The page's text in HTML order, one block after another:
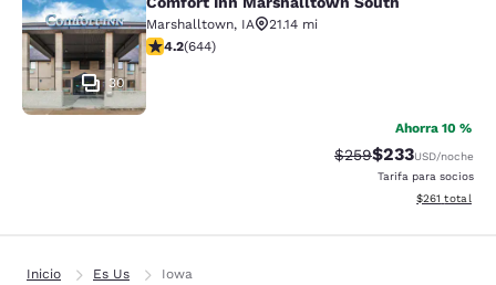
Comfort Inn Marshalltown South
30
Marshalltown, IA
21.14 mi
calificación de 4.16 estrellas. Muy bueno. 644 reseñas
4.2(644)
Ahorra 10 %
Precio tachado:
$259Precio con
$233USD/noche
Tarifa para socios
Ver detalles
$261 total
Inicio Es Us Iowa